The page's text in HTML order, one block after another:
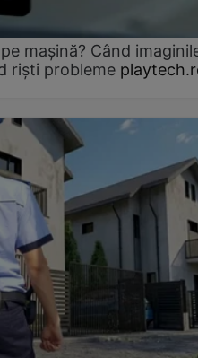
mașină? Când
riști probleme